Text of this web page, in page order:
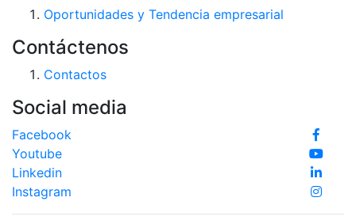
Oportunidades y Tendencia empresarial
Contáctenos
Contactos
Social media
Facebook
Youtube
Linkedin
Instagram